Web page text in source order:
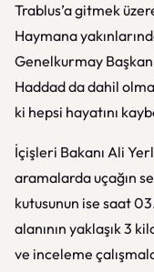
Trablus’a gitmek
Haymana
Genelkurmay
Haddad da dahil
ki hepsi hayatını
İçişleri Bakanı Ali
aramalarda uçağın
kutusunun ise saat
alanının yaklaşık 3
ve inceleme